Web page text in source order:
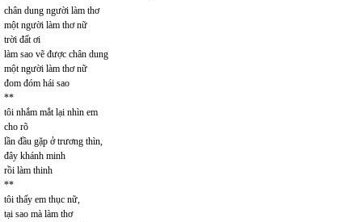
chân dung người làm thơ
một người làm thơ nữ
trời đất ơi
làm sao vẽ được chân dung
một người làm thơ nữ
đom đóm hái sao
**
tôi nhắm mắt lại nhìn em
cho rõ
lần đầu gặp ở trương thìn,
đây khánh minh
rồi làm thinh
**
tôi thấy em thục nữ,
tại sao mà làm thơ